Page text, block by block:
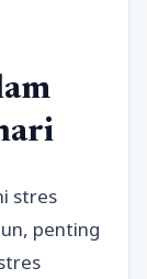
stres
penting